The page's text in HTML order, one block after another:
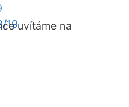
19uvítáme na